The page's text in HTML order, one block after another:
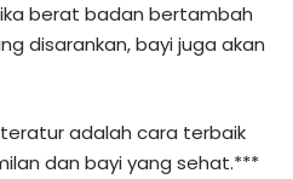
berat badan bertambah
disarankan, bayi juga akan
adalah cara terbaik
dan bayi yang sehat.***